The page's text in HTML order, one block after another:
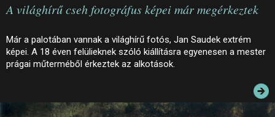
KIÁLLÍTÁSOK
AZ ÉPÜLET
INFORMÁCIÓK
JEGYEK
A világhírű cseh fotográfus képei már megérkeztek
Már a palotában vannak a világhírű fotós, Jan Saudek extrém
képei. A 18 éven felülieknek szóló kiállításra egyenesen a mester
prágai műterméből érkeztek az alkotások.